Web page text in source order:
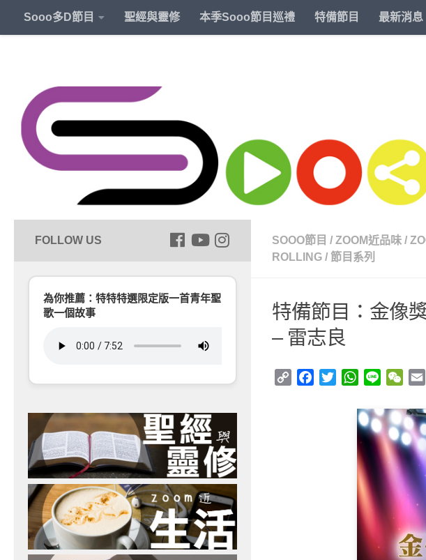
Sooo多D節目 聖經與靈修 本季Sooo節目巡禮 特備節目 最新消息
SOOO節目 / ZOOM近品味 /
ROLLING / 節目系列
特備節目：金像
– 雷志良
Copy
Facebook
TwitterWhatsApp
Line
為你推薦：特特特選限定版一首青年聖
歌一個故事